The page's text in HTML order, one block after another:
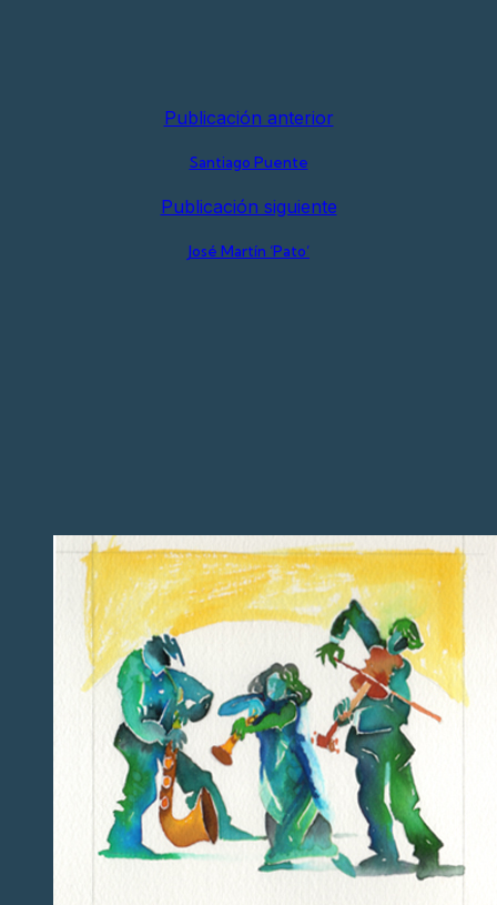
Publicación anterior
Santiago Puente
Publicación siguiente
José Martín ‘Pato’